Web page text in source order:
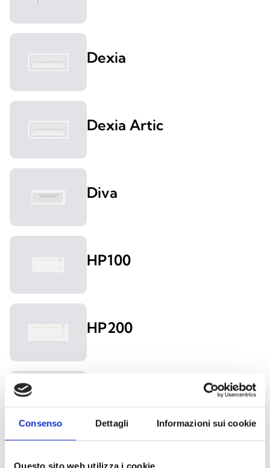
Consenso Dettagli Informazioni sui cookie
Dexia
Dexia Artic
Diva
HP100
HP200
HP330